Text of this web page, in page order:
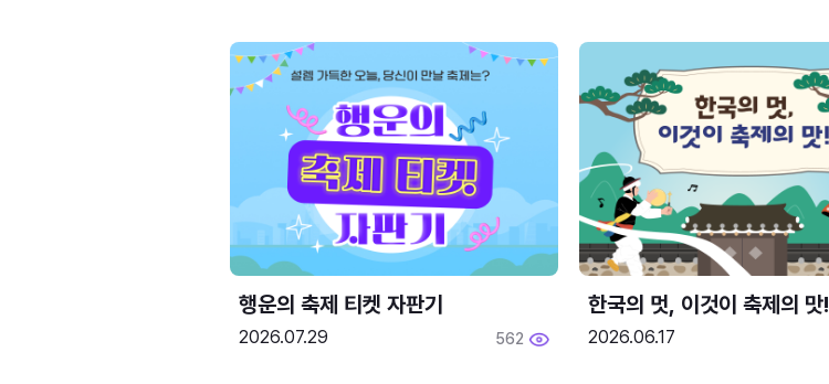
행운의 축제 티켓 자판기
2026.07.29 562
한국의 멋, 이것이 축제의 맛!
2026.06.17